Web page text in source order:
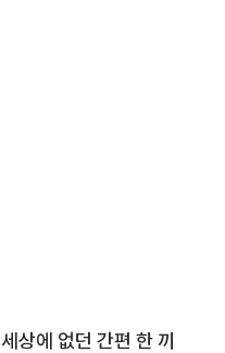
세상에 없던 간편 한 끼